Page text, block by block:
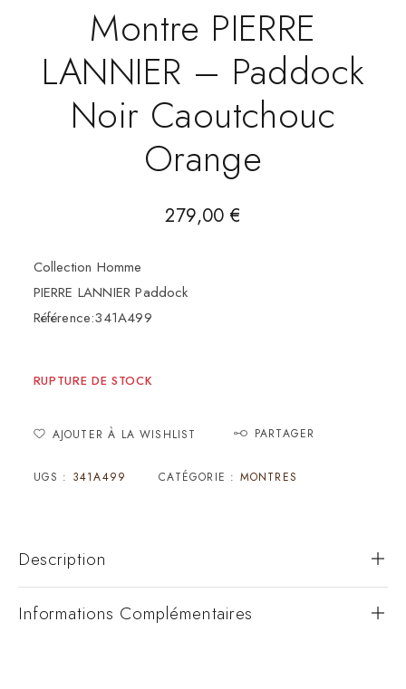
Montre PIERRE
LANNIER – Paddock
Noir Caoutchouc
Orange
279,00€
Collection Homme
PIERRE LANNIER Paddock
Référence:341A499
RUPTURE DE STOCK
AJOUTER À LA WISHLIST PARTAGER
UGS : 341A499 CATÉGORIE : MONTRES
Description
Informations Complémentaires